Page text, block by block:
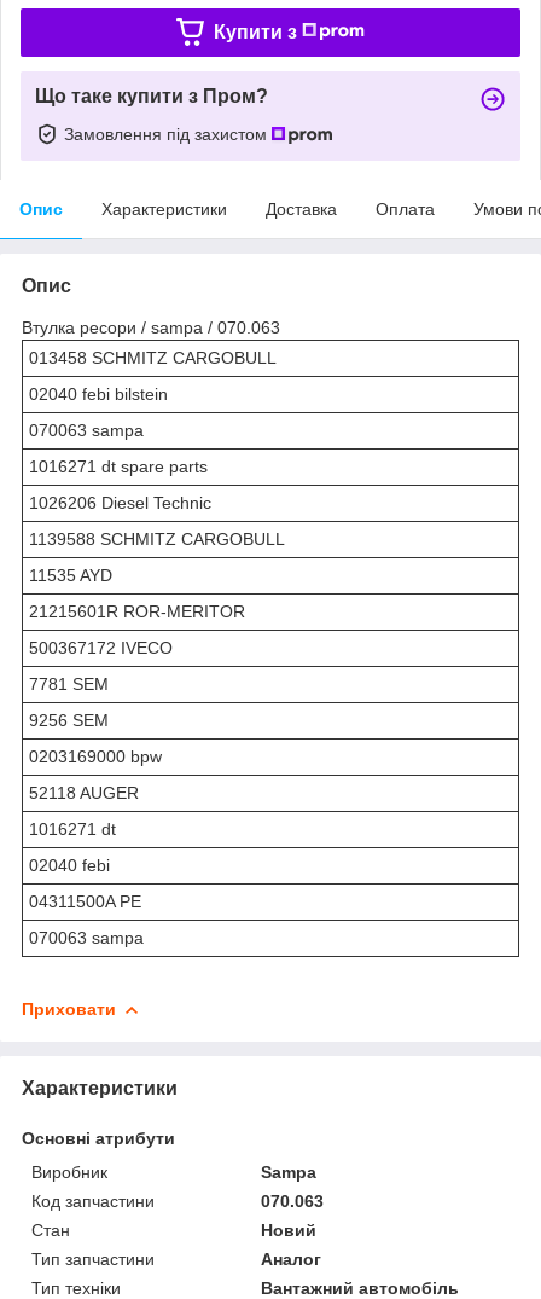
Купити з
Що таке купити з Пром?
Замовлення під захистом
Опис Характеристики Доставка Оплата Умови
Опис
Втулка ресори / sampa / 070.063
013458 SCHMITZ CARGOBULL
02040 febi bilstein
070063 sampa
1016271 dt spare parts
1026206 Diesel Technic
1139588 SCHMITZ CARGOBULL
11535 AYD
21215601R ROR-MERITOR
500367172 IVECO
7781 SEM
9256 SEM
0203169000 bpw
52118 AUGER
1016271 dt
02040 febi
04311500A PE
070063 sampa
Приховати
Характеристики
Основні атрибути
Виробник
Sampa
Код запчастини
070.063
Стан
Новий
Тип запчастини
Аналог
Тип техніки
Вантажний автомобіль